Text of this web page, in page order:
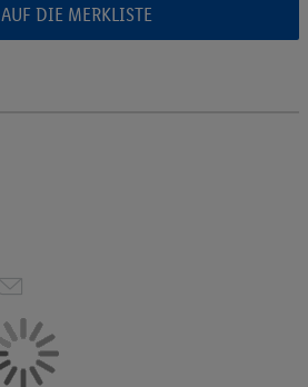
AUF DIE MERKLISTE